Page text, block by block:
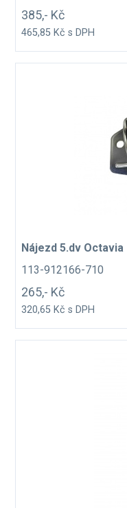
385,- Kč
465,85 Kč s DPH
Nájezd 5.dv Octavia
113-912166-710
265,- Kč
320,65 Kč s DPH